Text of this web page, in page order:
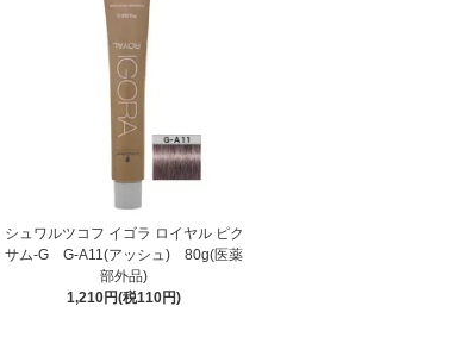
シュワルツコフ イゴラ ロイヤル ピク
サム-G G-A11(アッシュ) 80g(医薬
部外品)
1,210円(税110円)